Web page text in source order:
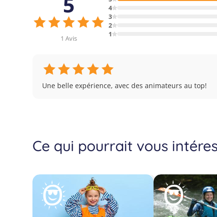
1 Avis
4
3
2
1
Une belle expérience, avec des animateurs au top!
Ce qui pourrait vous